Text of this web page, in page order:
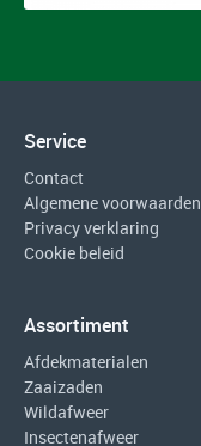
Service
Contact
Algemene voorwaarden
Privacy verklaring
Cookie beleid
Assortiment
Afdekmaterialen
Zaaizaden
Wildafweer
Insectenafweer